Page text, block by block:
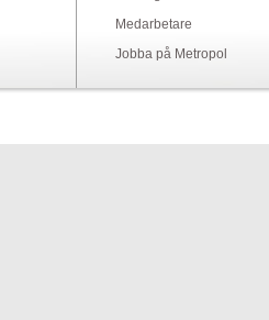
Medarbetare
Jobba på Metropol